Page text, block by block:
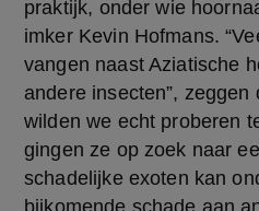
praktijk, onder wie
imker Kevin Hofmans.
vangen naast Aziatische
andere insecten”, zeggen
wilden we echt proberen
gingen ze op zoek naar
schadelijke exoten kan